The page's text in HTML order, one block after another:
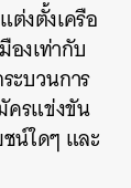
งตั้งเครือ
งเท่ากับ
ะบวนการ
รแข่งขัน
น์ใดๆ และ